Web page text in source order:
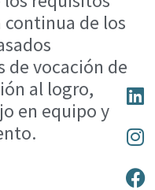
de los
de vocación de
al logro,
en equipo y